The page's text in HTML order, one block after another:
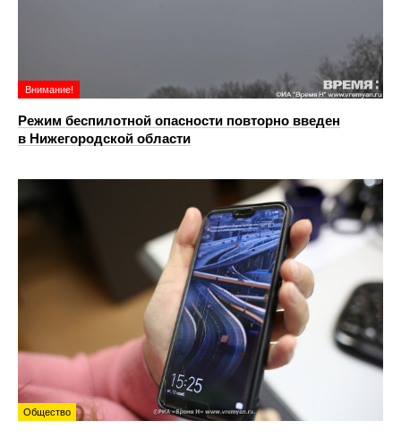
Внимание!
Режим беспилотной опасности повторно введен
в Нижегородской области
Общество